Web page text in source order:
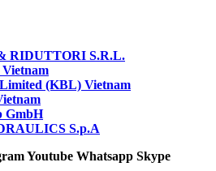
RIDUTTORI S.R.L.
(KBL) Vietnam
GmbH
S.p.A
Youtube Whatsapp Skype